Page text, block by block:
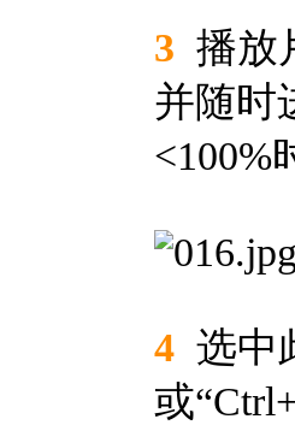
3 播放
并随时
<100%
4 选中
或